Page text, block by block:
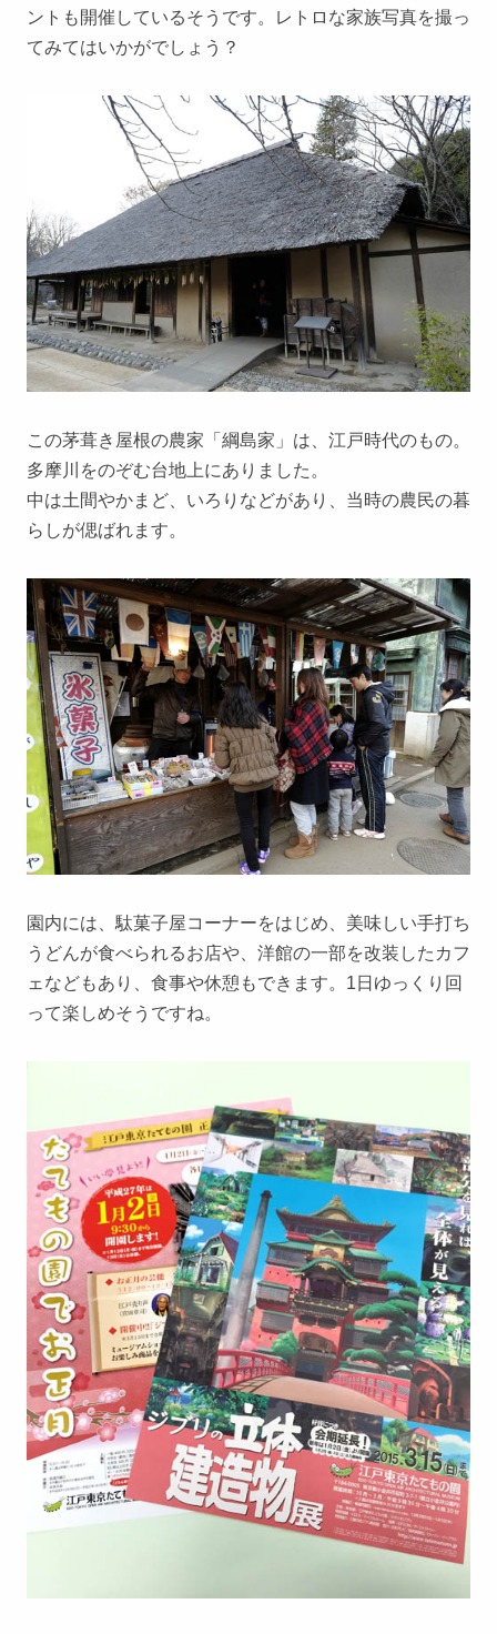
ントも開催しているそうです。レトロな家族写真を撮っ
てみてはいかがでしょう？
この茅葺き屋根の農家「綱島家」は、江戸時代のもの。
多摩川をのぞむ台地上にありました。
中は土間やかまど、いろりなどがあり、当時の農民の暮
らしが偲ばれます。
園内には、駄菓子屋コーナーをはじめ、美味しい手打ち
うどんが食べられるお店や、洋館の一部を改装したカフ
ェなどもあり、食事や休憩もできます。1日ゆっくり回
って楽しめそうですね。